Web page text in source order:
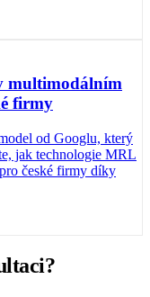
multimodálním
firmy
od Googlu, který
jak technologie MRL
české firmy díky